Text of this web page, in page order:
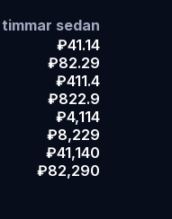
sedan
₽41.14
₽82.29
₽411.4
₽822.9
₽4,114
₽8,229
₽41,140
₽82,290